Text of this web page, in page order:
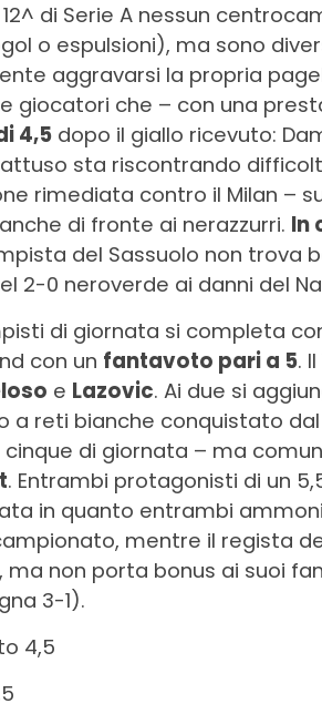
di Serie A nessun
o espulsioni), ma sono
aggravarsi la propria
giocatori che – con una
4,5 dopo il giallo ricevuto:
sta riscontrando
rimediata contro il Milan –
di fronte ai nerazzurri. In
del Sassuolo non trova
2-0 neroverde ai danni del
di giornata si completa
con un fantavoto pari a 5.
e Lazovic. Ai due si
a reti bianche conquistato dal
di giornata – ma
. Entrambi protagonisti di un
in quanto entrambi
mentre il regista
non porta bonus ai suoi
3-1).
4,5